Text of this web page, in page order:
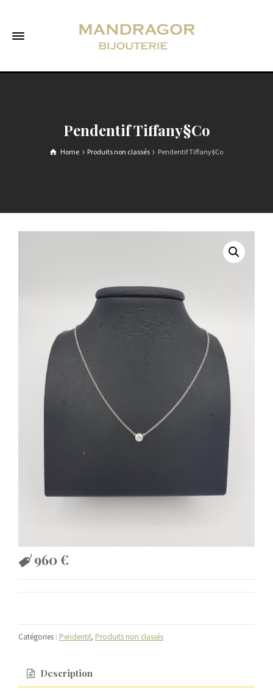
Pendentif Tiffany§Co
Home Produits non classés Pendentif Tiffany§Co
960€
Catégories : Pendentif, Produits non classés
Description